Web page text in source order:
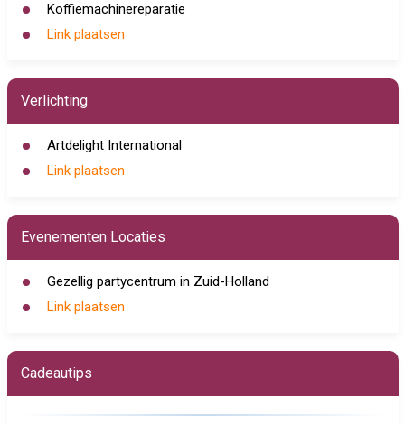
Koffiemachinereparatie
Link plaatsen
Verlichting
Artdelight International
Link plaatsen
Evenementen Locaties
Gezellig partycentrum in Zuid-Holland
Link plaatsen
Cadeautips